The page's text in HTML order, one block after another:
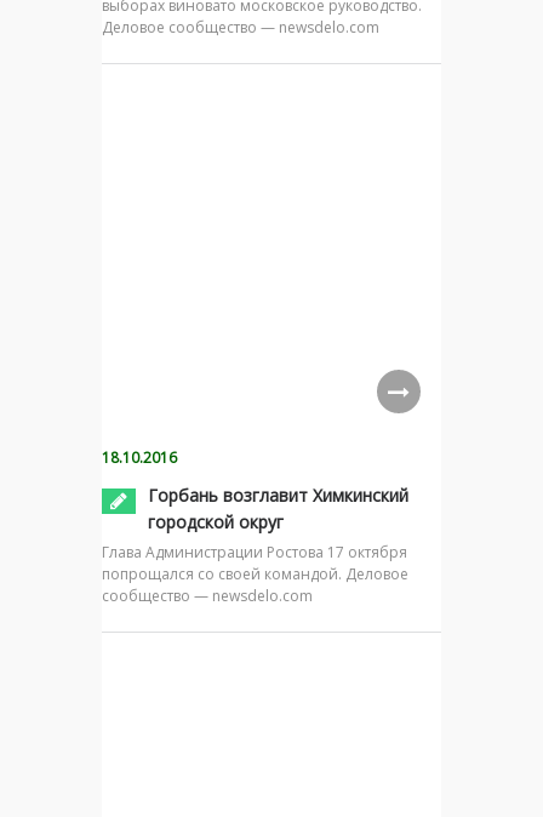
выборах виновато московское руководство.
Деловое сообщество — newsdelo.com
18.10.2016
Горбань возглавит Химкинский
городской округ
Глава Администрации Ростова 17 октября
попрощался со своей командой. Деловое
сообщество — newsdelo.com